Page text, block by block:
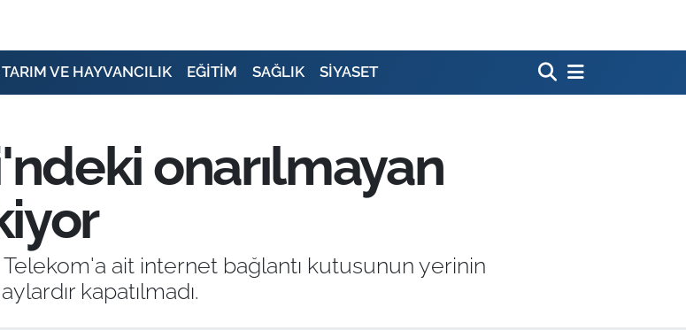
TARIM VE HAYVANCILIK EĞİTİM SAĞLIK SİYASET
onarılmayan
ait internet bağlantı kutusunun yerinin
kapatılmadı.